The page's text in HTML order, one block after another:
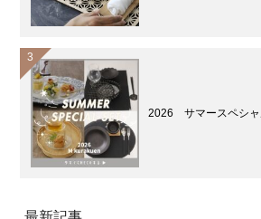
2026 サマースペシャ